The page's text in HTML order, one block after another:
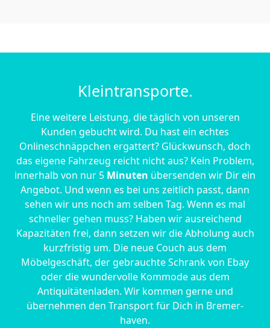
Kleintransporte.
Eine weitere Leistung, die täglich von unseren
Kunden gebucht wird. Du hast ein echtes
Onlineschnäppchen ergattert? Glückwunsch, doch
das eigene Fahrzeug reicht nicht aus? Kein Problem,
innerhalb von nur 5 Minuten übersenden wir Dir ein
Angebot. Und wenn es bei uns zeitlich passt, dann
sehen wir uns noch am selben Tag. Wenn es mal
schneller gehen muss? Haben wir ausreichend
Kapazitäten frei, dann setzen wir die Abholung auch
kurzfristig um. Die neue Couch aus dem
Möbelgeschäft, der gebrauchte Schrank von Ebay
oder die wundervolle Kommode aus dem
Antiquitätenladen. Wir kommen gerne und
übernehmen den Transport für Dich in Bremer­
haven.